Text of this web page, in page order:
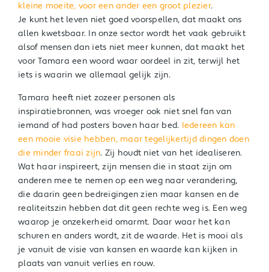
kleine moeite, voor een ander een groot plezier.
Je kunt het leven niet goed voorspellen, dat maakt ons
allen kwetsbaar. In onze sector wordt het vaak gebruikt
alsof mensen dan iets niet meer kunnen, dat maakt het
voor Tamara een woord waar oordeel in zit, terwijl het
iets is waarin we allemaal gelijk zijn.
Tamara heeft niet zozeer personen als
inspiratiebronnen, was vroeger ook niet snel fan van
iemand of had posters boven haar bed. Iedereen kan
een mooie visie hebben, maar tegelijkertijd dingen doen
die minder fraai zijn. Zij houdt niet van het idealiseren.
Wat haar inspireert, zijn mensen die in staat zijn om
anderen mee te nemen op een weg naar verandering,
die daarin geen bedreigingen zien maar kansen en de
realiteitszin hebben dat dit geen rechte weg is. Een weg
waarop je onzekerheid omarmt. Daar waar het kan
schuren en anders wordt, zit de waarde. Het is mooi als
je vanuit de visie van kansen en waarde kan kijken in
plaats van vanuit verlies en rouw.